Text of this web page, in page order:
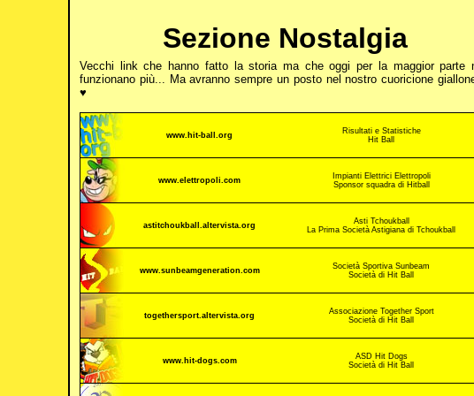
Sezione Nostalgia
Vecchi link che hanno fatto la storia ma che oggi per la maggior parte
funzionano più... Ma avranno sempre un posto nel nostro cuoricione
♥
www.hit-ball.org
Risultati e Statistiche
Hit Ball
www.elettropoli.com
Impianti Elettrici Elettropoli
Sponsor squadra di Hitball
astitchoukball.altervista.org
Asti Tchoukball
La Prima Società Astigiana di Tchoukball
www.sunbeamgeneration.com
Società Sportiva Sunbeam
Società di Hit Ball
togethersport.altervista.org
Associazione Together Sport
Società di Hit Ball
www.hit-dogs.com
ASD Hit Dogs
Società di Hit Ball